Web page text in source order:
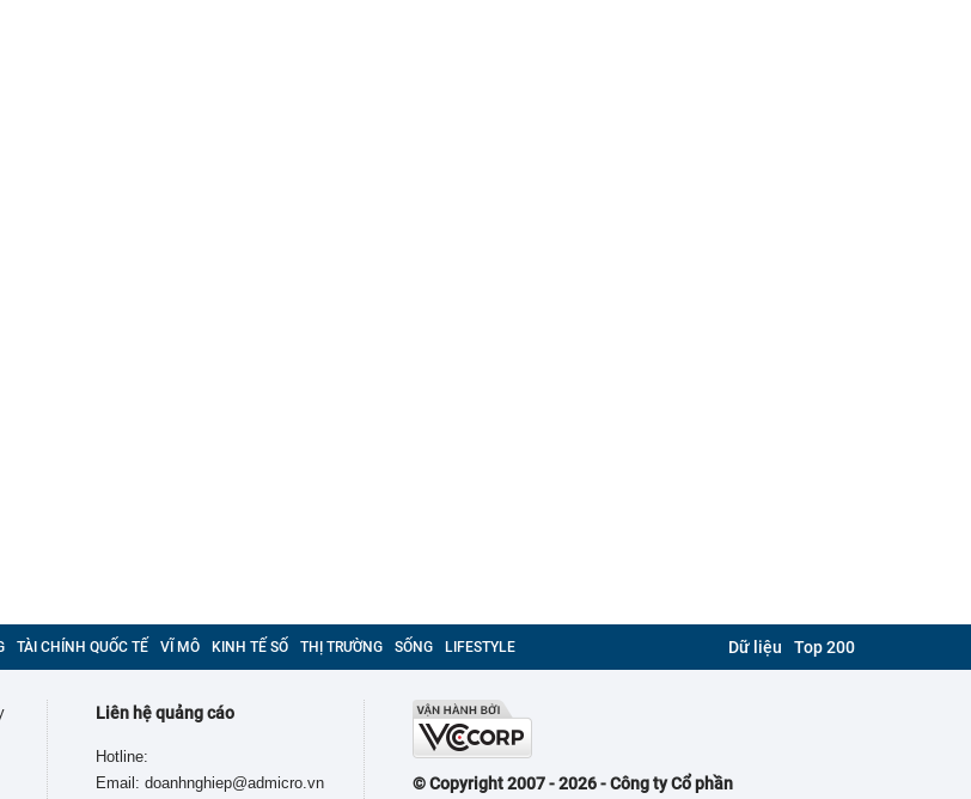
TÀI CHÍNH QUỐC TẾ VĨ MÔ KINH TẾ SỐ THỊ TRƯỜNG SỐNG LIFESTYLE Dữ liệu Top 200
Liên hệ quảng cáo
Hotline:
Email: doanhnghiep@admicro.vn
© Copyright 2007 - 2026 - Công ty Cổ phần